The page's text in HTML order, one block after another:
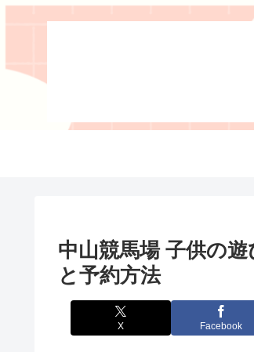
中山競馬場 子供の
と予約方法
X Facebook